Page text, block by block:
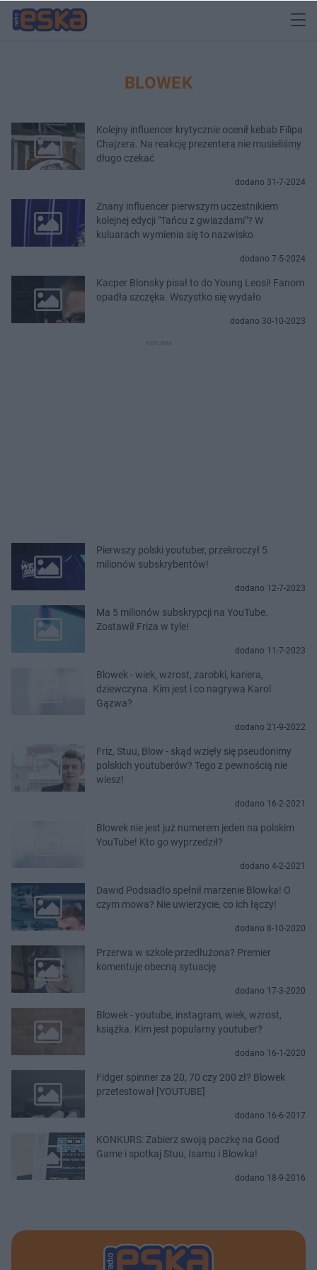
BLOWEK
Kolejny influencer krytycznie ocenił kebab Filipa
Chajzera. Na reakcję prezentera nie musieliśmy
długo czekać
dodano 31-7-2024
Znany influencer pierwszym uczestnikiem
kolejnej edycji "Tańcu z gwiazdami"? W
kuluarach wymienia się to nazwisko
dodano 7-5-2024
Kacper Blonsky pisał to do Young Leosi! Fanom
opadła szczęka. Wszystko się wydało
dodano 30-10-2023
Pierwszy polski youtuber, przekroczył 5
milionów subskrybentów!
dodano 12-7-2023
Ma 5 milionów subskrypcji na YouTube.
Zostawił Friza w tyle!
dodano 11-7-2023
Blowek - wiek, wzrost, zarobki, kariera,
dziewczyna. Kim jest i co nagrywa Karol
Gązwa?
dodano 21-9-2022
Friz, Stuu, Blow - skąd wzięły się pseudonimy
polskich youtuberów? Tego z pewnością nie
wiesz!
dodano 16-2-2021
Blowek nie jest już numerem jeden na polskim
YouTube! Kto go wyprzedził?
dodano 4-2-2021
Dawid Podsiadło spełnił marzenie Blowka! O
czym mowa? Nie uwierzycie, co ich łączy!
dodano 8-10-2020
Przerwa w szkole przedłużona? Premier
komentuje obecną sytuację
dodano 17-3-2020
Blowek - youtube, instagram, wiek, wzrost,
książka. Kim jest popularny youtuber?
dodano 16-1-2020
Fidger spinner za 20, 70 czy 200 zł? Blowek
przetestował [YOUTUBE]
dodano 16-6-2017
KONKURS: Zabierz swoją paczkę na Good
Game i spotkaj Stuu, Isamu i Blowka!
dodano 18-9-2016